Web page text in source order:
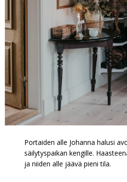
Portaiden alle Johanna halusi
säilytyspaikan kengille.
ja niiden alle jäävä pieni tila.